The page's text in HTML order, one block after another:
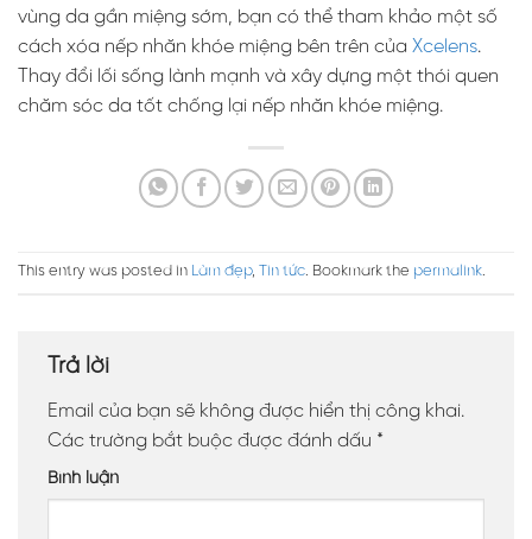
vùng da gần miệng sớm, bạn có thể tham khảo một số
cách xóa nếp nhăn khóe miệng bên trên của Xcelens.
Thay đổi lối sống lành mạnh và xây dựng một thói quen
chăm sóc da tốt chống lại nếp nhăn khóe miệng.
This entry was posted in Làm đẹp, Tin tức. Bookmark the permalink.
Trả lời
Email của bạn sẽ không được hiển thị công khai.
Các trường bắt buộc được đánh dấu *
Bình luận